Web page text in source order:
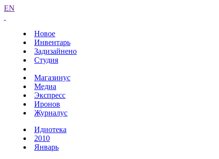
EN
Новое
Инвентарь
Задизайнено
Студия
Магазинус
Медиа
Экспресс
Иронов
Журналус
Идиотека
2010
Январь